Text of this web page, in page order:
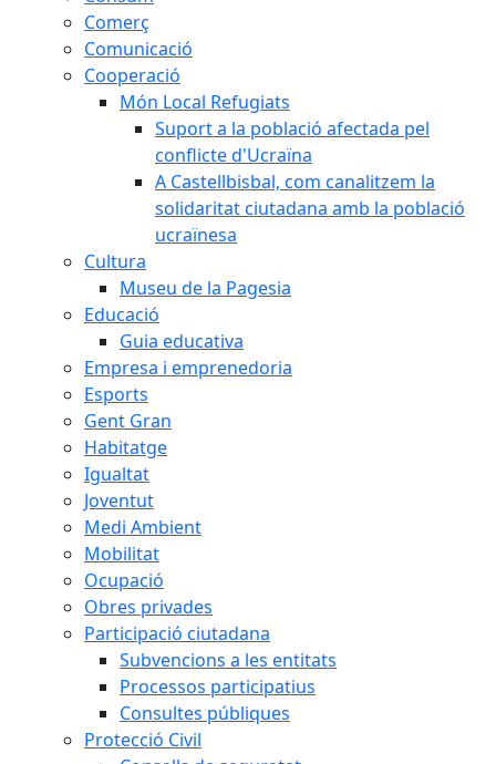
Comerç
Comunicació
Cooperació
Món Local Refugiats
Suport a la població afectada pel
conflicte d'Ucraïna
A Castellbisbal, com canalitzem la
solidaritat ciutadana amb la població
ucraïnesa
Cultura
Museu de la Pagesia
Educació
Guia educativa
Empresa i emprenedoria
Esports
Gent Gran
Habitatge
Igualtat
Joventut
Medi Ambient
Mobilitat
Ocupació
Obres privades
Participació ciutadana
Subvencions a les entitats
Processos participatius
Consultes públiques
Protecció Civil